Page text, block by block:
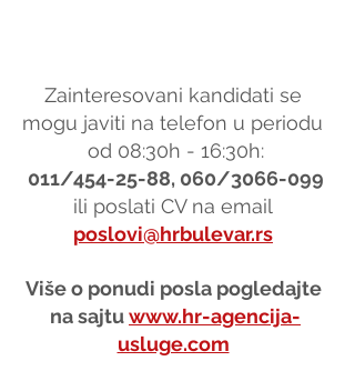
Zainteresovani kandidati se
mogu javiti na telefon u periodu
od 08:30h - 16:30h:
011/454-25-88, 060/3066-099
ili poslati CV na email
poslovi@hrbulevar.rs
Više o ponudi posla pogledajte
na sajtu www.hr-agencija-
usluge.com